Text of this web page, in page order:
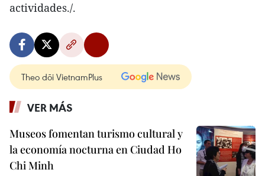
actividades./.
Theo dõi VietnamPlus
VER MÁS
Museos fomentan turismo cultural y
la economía nocturna en Ciudad Ho
Chi Minh